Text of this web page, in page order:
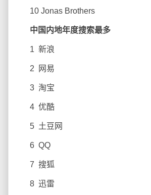
10 Jonas Brothers
中国内地年度搜索最多
1 新浪
2 网易
3 淘宝
4 优酷
5 土豆网
6 QQ
7 搜狐
8 迅雷